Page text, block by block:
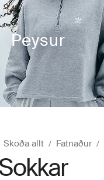
Peysur
Skoða allt Fatnaður